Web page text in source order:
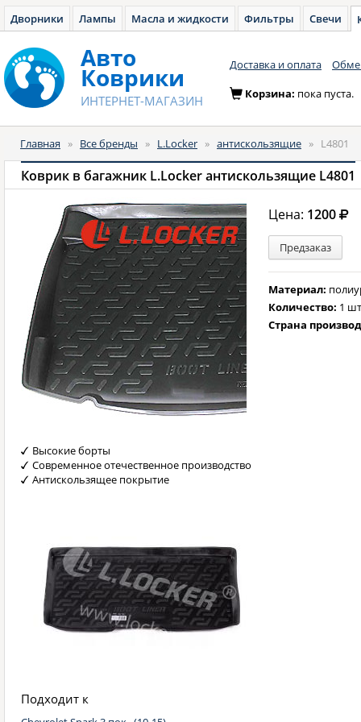
Дворники Лампы Масла и жидкости Фильтры Свечи
Авто
Коврики
ИНТЕРНЕТ-МАГАЗИН
Доставка и оплата
Корзина: пока пуста.
Главная » Все бренды » L.Locker » антискользящие » L4801
Коврик в багажник L.Locker антискользящие L4801
Цена: 1200
Предзаказ
Материал:
Количество: 1
Страна
Высокие борты
Современное отечественное производство
Антискользящее покрытие
Подходит к